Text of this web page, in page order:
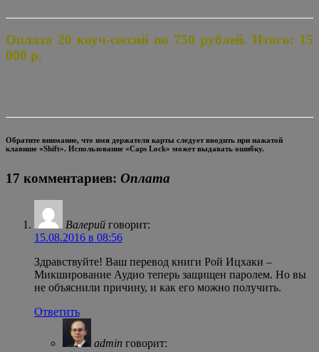
Оплата 20 коуч-сессий по 750 рублей. Итого: 15
000 р.
Обратите внимание, что имя держателя карты следует вводить при нажатой
клавише «Shift». Использование «Caps Lock» может выдавать ошибку.
17 комментариев: Оплата
Валерий говорит:
15.08.2016 в 08:56
Здравствуйте! Ваш перевод книги Рой Ицхаки –
Микширование Аудио теперь защищен паролем. Но вы
не объяснили причину, и как его можно получить.
Ответить
admin говорит: